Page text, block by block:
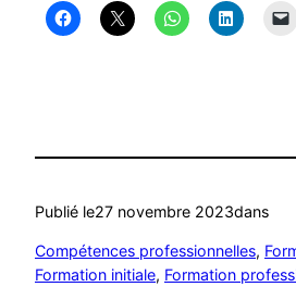
Publié le27 novembre 2023dans
Compétences professionnelles,
Formation initiale, Formation